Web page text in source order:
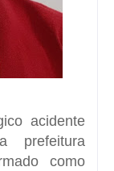
acidente
prefeitura
como